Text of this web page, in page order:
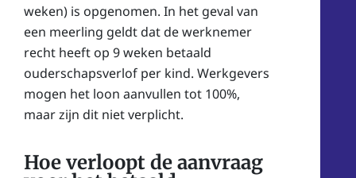
weken) is opgenomen. In het geval van
een meerling geldt dat de werknemer
recht heeft op 9 weken betaald
ouderschapsverlof per kind. Werkgevers
mogen het loon aanvullen tot 100%,
maar zijn dit niet verplicht.
Hoe verloopt de aanvraag